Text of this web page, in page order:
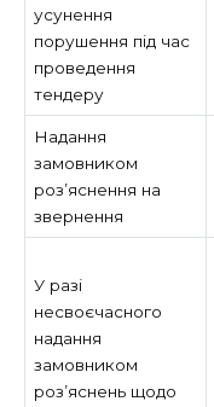
усунення
порушення під час
проведення
тендеру
Надання
замовником
роз’яснення на
звернення
У разі
несвоєчасного
надання
замовником
роз’яснень щодо